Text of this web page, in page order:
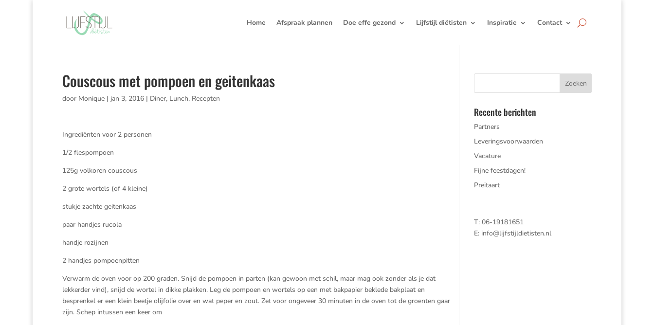
Home Afspraak plannen Doe effe gezond Lijfstijl diëtisten Inspiratie Contact
Couscous met pompoen en geitenkaas
door Monique| jan 3, 2016| Diner, Lunch, Recepten
Ingrediënten voor 2 personen
1/2 flespompoen
125g volkoren couscous
2 grote wortels (of 4 kleine)
stukje zachte geitenkaas
paar handjes rucola
handje rozijnen
2 handjes pompoenpitten
Verwarm de oven voor op 200 graden. Snijd de pompoen in parten (kan gewoon met schil, maar mag ook zonder als je dat
lekkerder vind), snijd de wortel in dikke plakken. Leg de pompoen en wortels op een met bakpapier beklede bakplaat en
besprenkel er een klein beetje olijfolie over en wat peper en zout. Zet voor ongeveer 30 minuten in de oven tot de groenten gaar
zijn. Schep intussen een keer om
Recente berichten
Partners
Leveringsvoorwaarden
Vacature
Fijne feestdagen!
Preitaart
T: 06-19181651
E: info@lijfstijldietisten.nl